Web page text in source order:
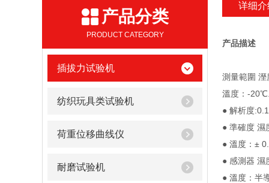
产品分类
PRODUCT CATEGORY
插拔力试验机
纺织玩具类试验机
荷重位移曲线仪
耐磨试验机
详细介
产品描述
測量範圍
溫度：-
● 解析度
● 準確度
● 溫度：±
● 感測器 濕
● 溫度：半